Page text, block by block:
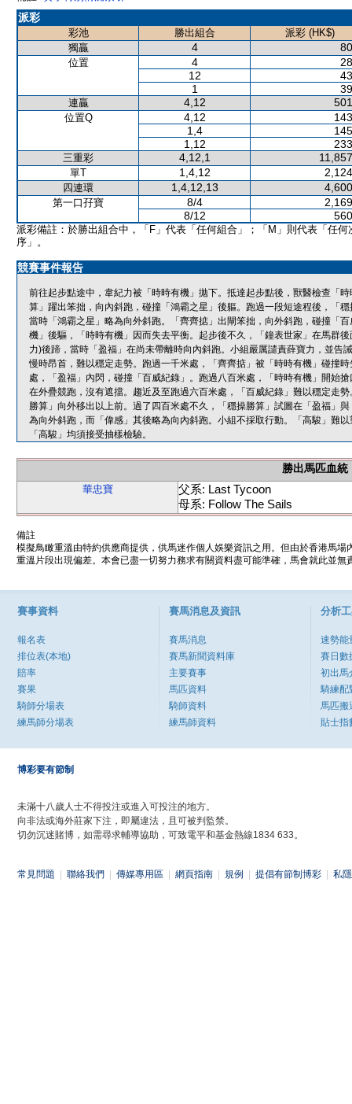
派彩
彩池 勝出組合
派彩 (HK$)
獨贏
4
位置 4
12
1
連贏 4,12
位置Q 4,12
1,4
1,12
三重彩 4,12,1
單T 1,4,12
四連環 1,4,12,13
第一口孖寶 8/4
8/12
派彩備註：於勝出組合中，「F」代表「任何組合」；「M」則代表「任何
序」。
競賽事件報告
前往起步點途中，韋紀力被「時時有機」拋下。抵達起步點後，獸醫檢查「
算」躍出笨拙，向內斜跑，碰撞「鴻霸之星」後軀。跑過一段短途程後，「
當時「鴻霸之星」略為向外斜跑。「齊齊掂」出閘笨拙，向外斜跑，碰撞「
機」後驅，「時時有機」因而失去平衡。起步後不久，「鐘表世家」在馬群
力)後蹄，當時「盈福」在尚未帶離時向內斜跑。小組嚴厲譴責薛寶力，並告
慢時昂首，難以穩定走勢。跑過一千米處，「齊齊掂」被「時時有機」碰撞
處，「盈福」內閃，碰撞「百威紀錄」。跑過八百米處，「時時有機」開始
在外疊競跑，沒有遮擋。趨近及至跑過六百米處，「百威紀錄」難以穩定走
勝算」向外移出以上前。過了四百米處不久，「穩操勝算」試圖在「盈福」
為向外斜跑，而「偉感」其後略為向內斜跑。小組不採取行動。「高駿」難
「高駿」均須接受抽樣檢驗。
勝出馬匹血統
華忠寶
父系: Last Tycoon
母系: Follow The Sails
備註
模擬鳥瞰重溫由特約供應商提供，供馬迷作個人娛樂資訊之用。但由於香港馬
重溫片段出現偏差。本會已盡一切努力務求有關資料盡可能準確，馬會就此並
賽事資料
報名表
排位表(本地)
賠率
賽果
騎師分場表
練馬師分場表
賽馬消息及資訊
賽馬消息
賽馬新聞資料庫
主要賽事
馬匹資料
騎師資料
練馬師資料
分析
速勢能
賽日數
初出馬
騎練配
馬匹搬
貼士指
博彩要有節制
未滿十八歲人士不得投注或進入可投注的地方。
向非法或海外莊家下注，即屬違法，且可被判監禁。
切勿沉迷賭博，如需尋求輔導協助，可致電平和基金熱線1834 633。
常見問題 聯絡我們 傳媒專用區 網頁指南 規例 提倡有節制博彩 私